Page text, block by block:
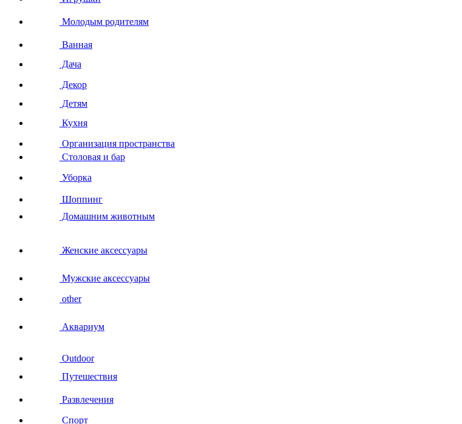
Молодым родителям
Ванная
Дача
Декор
Детям
Кухня
Организация пространства
Столовая и бар
Уборка
Шоппинг
Домашним животным
Женские аксессуары
Мужские аксессуары
other
Аквариум
Outdoor
Путешествия
Развлечения
Спорт